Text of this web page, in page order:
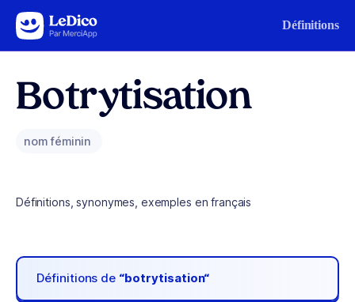
Aller au contenu Définitions
Botrytisation
nom féminin
Définitions, synonymes, exemples en français
Définitions de “botrytisation“